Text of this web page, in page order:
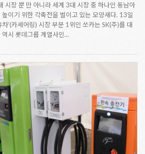
시장 뿐 만 아니라 세계 3대 시장 중 하나인 동남아
이기 위한 각축전을 벌이고 있는 모양새다. 13일
’(카셰어링) 시장 부문 1위인 쏘카는 SK(주)를 대
시 롯데그룹 계열사인…